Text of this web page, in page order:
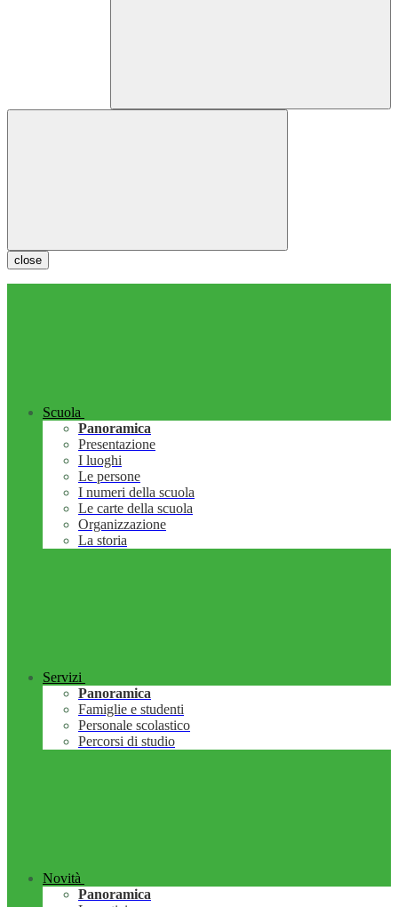
close
Scuola
Panoramica
Presentazione
I luoghi
Le persone
I numeri della scuola
Le carte della scuola
Organizzazione
La storia
Servizi
Panoramica
Famiglie e studenti
Personale scolastico
Percorsi di studio
Novità
Panoramica